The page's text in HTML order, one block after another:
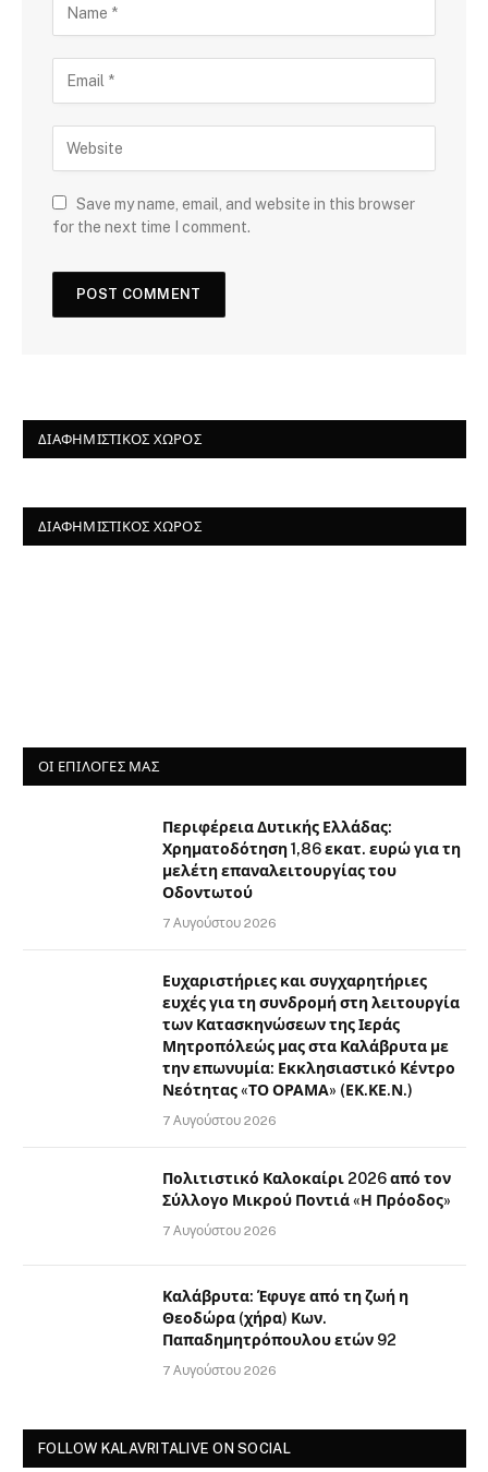
Save my name, email, and website in this browser
for the next time I comment.
ΔΙΑΦΗΜΙΣΤΙΚΌΣ ΧΏΡΟΣ
ΔΙΑΦΗΜΙΣΤΙΚΌΣ ΧΏΡΟΣ
ΟΙ ΕΠΙΛΟΓΈΣ ΜΑΣ
Περιφέρεια Δυτικής Ελλάδας:
Χρηματοδότηση 1,86 εκατ. ευρώ για τη
μελέτη επαναλειτουργίας του
Οδοντωτού
7 Αυγούστου 2026
Ευχαριστήριες και συγχαρητήριες
ευχές για τη συνδρομή στη λειτουργία
των Κατασκηνώσεων της Ιεράς
Μητροπόλεώς μας στα Καλάβρυτα με
την επωνυμία: Εκκλησιαστικό Κέντρο
Νεότητας «ΤΟ ΟΡΑΜΑ» (ΕΚ.ΚΕ.Ν.)
7 Αυγούστου 2026
Πολιτιστικό Καλοκαίρι 2026 από τον
Σύλλογο Μικρού Ποντιά «Η Πρόοδος»
7 Αυγούστου 2026
Καλάβρυτα: Έφυγε από τη ζωή η
Θεοδώρα (χήρα) Κων.
Παπαδημητρόπουλου ετών 92
7 Αυγούστου 2026
FOLLOW KALAVRITALIVE ON SOCIAL